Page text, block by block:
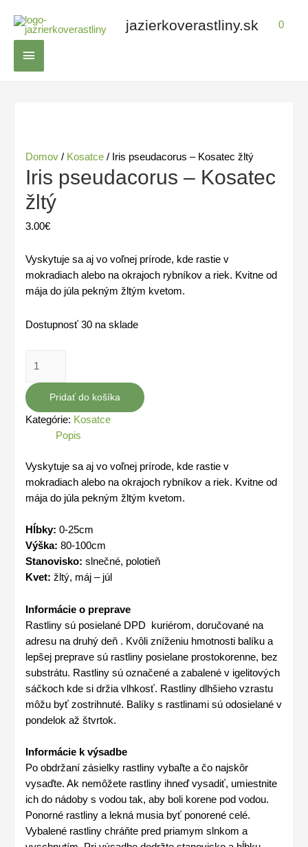
obsah
jazierkoverastliny.sk
Hlavné
0
Domov / Kosatce / Iris pseudacorus – Kosatec žltý
Iris pseudacorus – Kosatec
žltý
3.00€
Vyskytuje sa aj vo voľnej prírode, kde rastiev
mokradiach alebo na okrajoch rybníkov a riek. Kvitne od
mája do júla pekným žltým kvetom.
Dostupnosť 30 na sklade
Iris
pseudacorus
-
Kosatec
Pridať do košíka
Kategórie: Kosatce
Popis
Vyskytuje sa aj vo voľnej prírode, kde rastie v
mokradiach alebo na okrajoch rybníkov a riek. Kvitne od
mája do júla pekným žltým kvetom.
Hĺbky:0-25cm
Výška:80-100cm
Stanovisko:slnečné, polotieň
Kvet:žltý, máj – júl
Informácie o preprave
Rastliny sú posielané DPD kuriérom, doručované na
adresu na druhý deň . Kvôli zníženiu hmotnosti balíku a
lepšej preprave sú rastliny posielane prostokorenne, bez
substrátu. Rastliny sú označené a zabalené v igelitových
sáčkoch kde si držia vlhkosť. Rastliny dlhšieho vzrastu
môžu byť zostrihnuté. Balíky s rastlinami sú odosielané v
pondelok až štvrtok.
Informácie k výsadbe
Po obdržaní zásielky rastliny vybaľte a čo najskôr
vysaďte. Ak nemôžete rastliny ihneď vysadiť, umiestnite
ich do nádoby s vodou tak, aby boli korene pod vodou.
Ponorné rastliny a lekná musia byť ponorené celé.
Vybalené rastliny chráňte pred priamym slnkom a